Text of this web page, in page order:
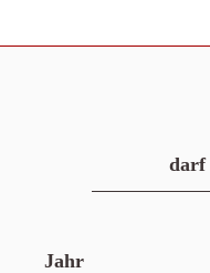
darf
Jahr